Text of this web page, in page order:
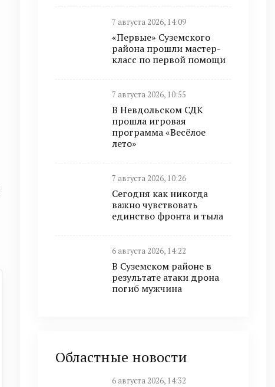
7 августа 2026, 14:09
«Первые» Суземского
района прошли мастер-
класс по первой помощи
7 августа 2026, 10:55
В Невдольском СДК
прошла игровая
программа «Весёлое
лето»
7 августа 2026, 10:26
Сегодня как никогда
важно чувствовать
единство фронта и тыла
6 августа 2026, 14:22
В Суземском районе в
результате атаки дрона
погиб мужчина
Областные новости
6 августа 2026, 14:32